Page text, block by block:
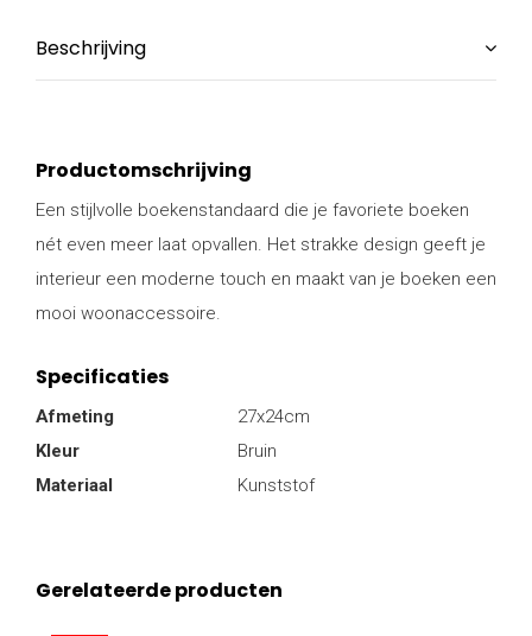
Beschrijving
Productomschrijving
Een stijlvolle boekenstandaard die je favoriete boeken
nét even meer laat opvallen. Het strakke design geeft je
interieur een moderne touch en maakt van je boeken een
mooi woonaccessoire.
Specificaties
Afmeting
27x24cm
Kleur
Bruin
Materiaal
Kunststof
Gerelateerde producten